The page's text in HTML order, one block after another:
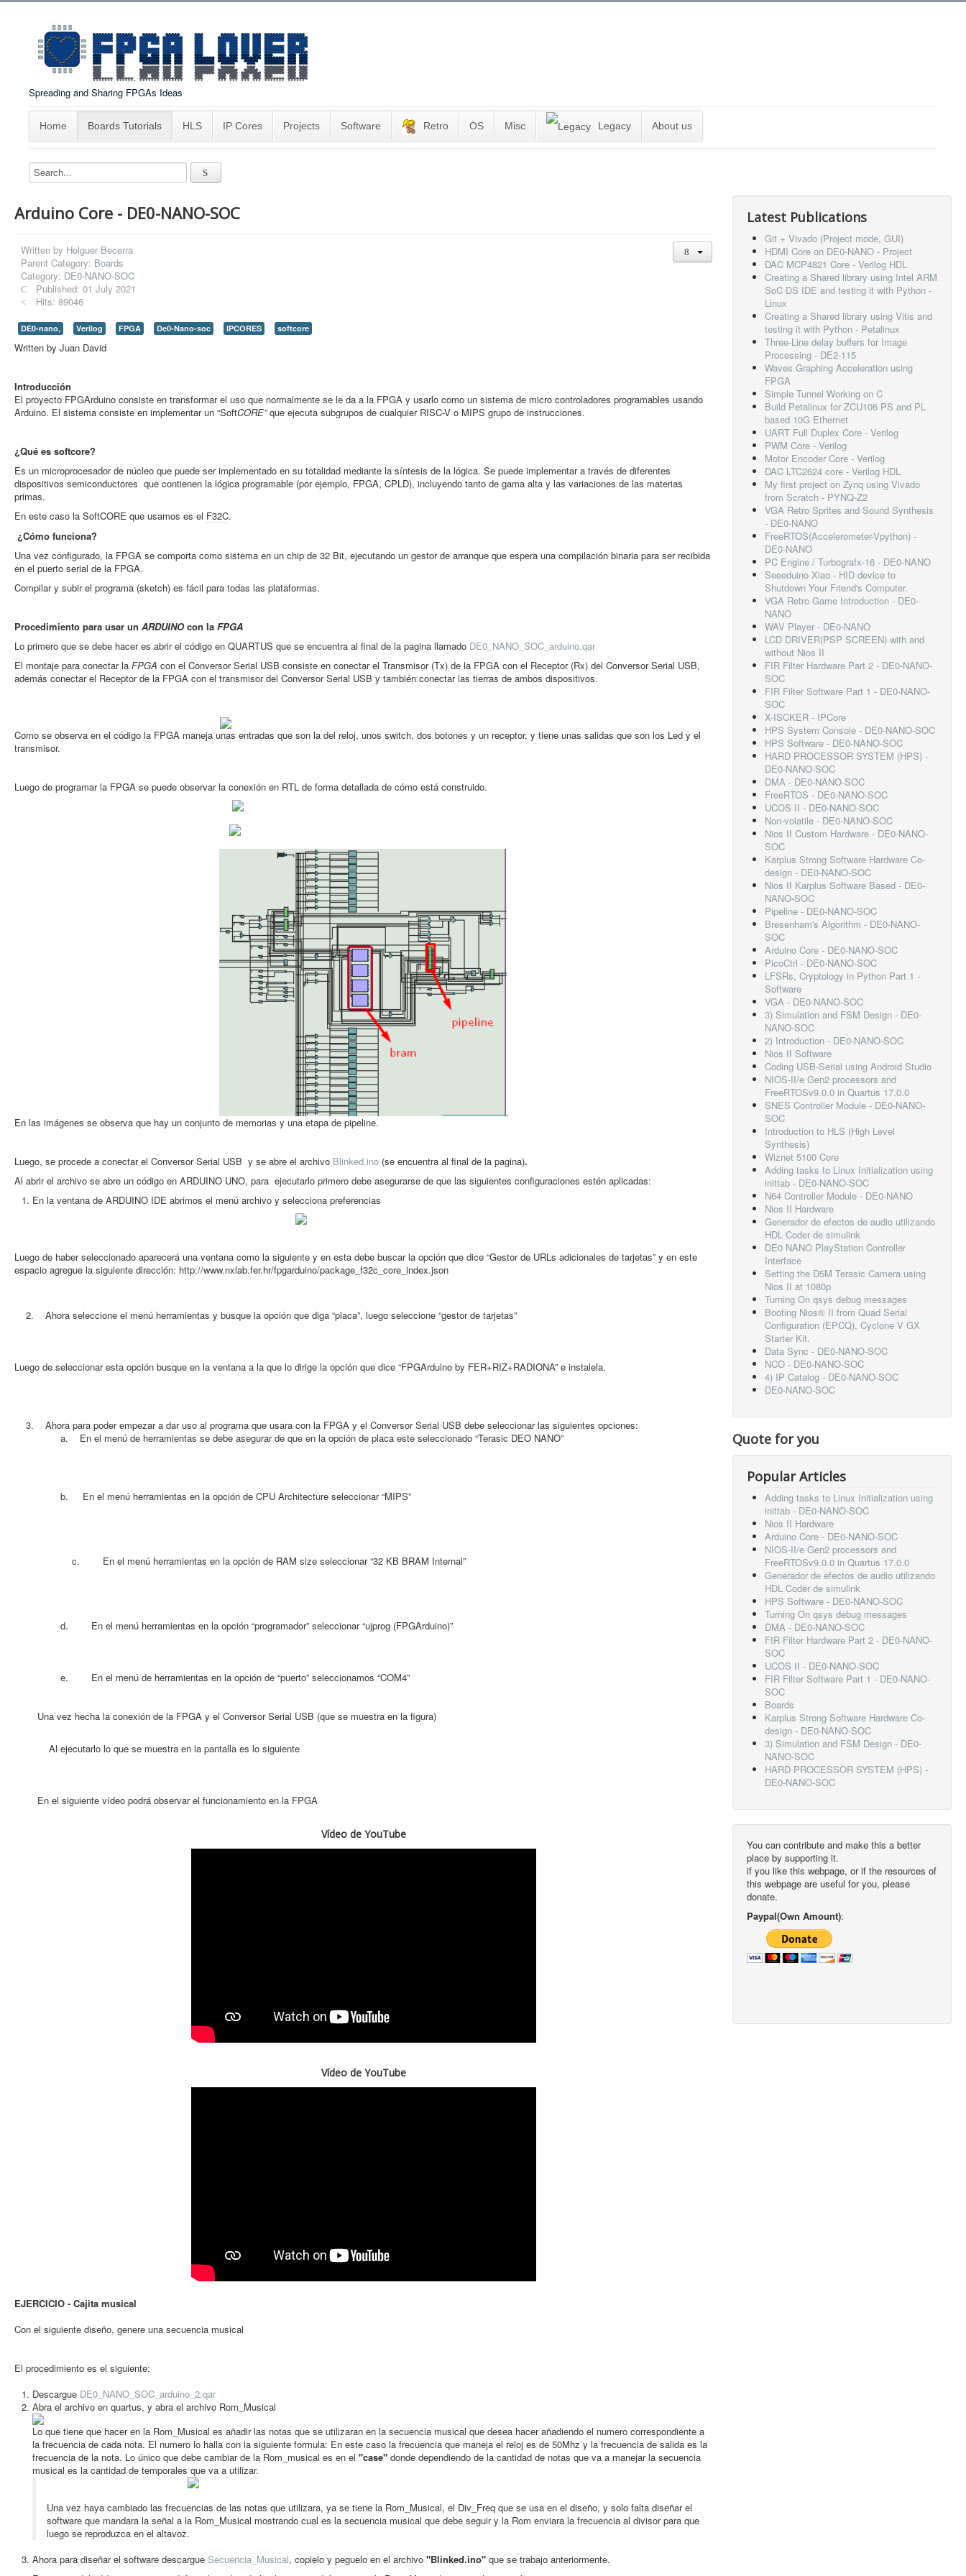
Spreading and Sharing FPGAs Ideas
Home Boards Tutorials HLS IP Cores Projects Software Retro OS Misc Legacy About us
Arduino Core - DE0-NANO-SOC
Written by Holguer Becerra
Parent Category: Boards
Category: DE0-NANO-SOC
Published: 01 July 2021
Hits: 89046
DE0-nano, Verilog FPGA De0-Nano-soc IPCORES softcore
Written by Juan David
Introducción
El proyecto FPGArduino consiste en transformar el uso que normalmente se le da a la FPGA y usarlo como un sistema de micro controladores programables usando
Arduino. El sistema consiste en implementar un “SoftCORE”que ejecuta subgrupos de cualquier RISC-V o MIPS grupo de instrucciones.
¿Qué es softcore?
Es un microprocesador de núcleo que puede ser implementado en su totalidad mediante la síntesis de la lógica. Se puede implementar a través de diferentes
dispositivos semiconductores que contienen la lógica programable (por ejemplo, FPGA, CPLD), incluyendo tanto de gama alta y las variaciones de las materias
primas.
En este caso la SoftCORE que usamos es el F32C.
¿Cómo funciona?
Una vez configurado, la FPGA se comporta como sistema en un chip de 32 Bit, ejecutando un gestor de arranque que espera una compilación binaria para ser recibida
en el puerto serial de la FPGA.
Compilar y subir el programa (sketch) es fácil para todas las plataformas.
Procedimiento para usar un ARDUINOcon la FPGA
Lo primero que se debe hacer es abrir el código en QUARTUS que se encuentra al final de la pagina llamado DE0_NANO_SOC_arduino.qar
El montaje para conectar la FPGA con el Conversor Serial USB consiste en conectar el Transmisor (Tx) de la FPGA con el Receptor (Rx) del Conversor Serial USB,
además conectar el Receptor de la FPGA con el transmisor del Conversor Serial USB y también conectar las tierras de ambos dispositivos.
Como se observa en el código la FPGA maneja unas entradas que son la del reloj, unos switch, dos botones y un receptor, y tiene unas salidas que son los Led y el
transmisor.
Luego de programar la FPGA se puede observar la conexión en RTL de forma detallada de cómo está construido.
En las imágenes se observa que hay un conjunto de memorias y una etapa de pipeline.
Luego, se procede a conectar el Conversor Serial USB y se abre el archivo Blinked.ino (se encuentra al final de la pagina).
Al abrir el archivo se abre un código en ARDUINO UNO, para ejecutarlo primero debe asegurarse de que las siguientes configuraciones estén aplicadas:
En la ventana de ARDUINO IDE abrimos el menú archivo y selecciona preferencias
Luego de haber seleccionado aparecerá una ventana como la siguiente y en esta debe buscar la opción que dice “Gestor de URLs adicionales de tarjetas” y en este
espacio agregue la siguiente dirección: http://www.nxlab.fer.hr/fpgarduino/package_f32c_core_index.json
2. Ahora seleccione el menú herramientas y busque la opción que diga “placa”, luego seleccione “gestor de tarjetas”
Luego de seleccionar esta opción busque en la ventana a la que lo dirige la opción que dice “FPGArduino by FER+RIZ+RADIONA” e instalela.
3. Ahora para poder empezar a dar uso al programa que usara con la FPGA y el Conversor Serial USB debe seleccionar las siguientes opciones:
a. En el menú de herramientas se debe asegurar de que en la opción de placa este seleccionado “Terasic DEO NANO”
b. En el menú herramientas en la opción de CPU Architecture seleccionar “MIPS”
c. En el menú herramientas en la opción de RAM size seleccionar “32 KB BRAM Internal”
d. En el menú herramientas en la opción “programador” seleccionar “ujprog (FPGArduino)”
e. En el menú de herramientas en la opción de “puerto” seleccionamos “COM4”
Una vez hecha la conexión de la FPGA y el Conversor Serial USB (que se muestra en la figura)
Al ejecutarlo lo que se muestra en la pantalla es lo siguiente
En el siguiente vídeo podrá observar el funcionamiento en la FPGA
Vídeo de YouTube
Vídeo de YouTube
EJERCICIO - Cajita musical
Con el siguiente diseño, genere una secuencia musical
El procedimiento es el siguiente:
Descargue DE0_NANO_SOC_arduino_2.qar
Abra el archivo en quartus, y abra el archivo Rom_Musical
Lo que tiene que hacer en la Rom_Musical es añadir las notas que se utilizaran en la secuencia musical que desea hacer añadiendo el numero correspondiente a
la frecuencia de cada nota. El numero lo halla con la siguiente formula: En este caso la frecuencia que maneja el reloj es de 50Mhz y la frecuencia de salida es la
frecuencia de la nota. Lo único que debe cambiar de la Rom_musical es en el "case" donde dependiendo de la cantidad de notas que va a manejar la secuencia
musical es la cantidad de temporales que va a utilizar.
Una vez haya cambiado las frecuencias de las notas que utilizara, ya se tiene la Rom_Musical, el Div_Freq que se usa en el diseño, y solo falta diseñar el
software que mandara la señal a la Rom_Musical mostrando cual es la secuencia musical que debe seguir y la Rom enviara la frecuencia al divisor para que
luego se reproduzca en el altavoz.
Ahora para diseñar el software descargue Secuencia_Musical, copielo y peguelo en el archivo "Blinked.ino" que se trabajo anteriormente.
Latest Publications
Git + Vivado (Project mode, GUI)
HDMI Core on DE0-NANO - Project
DAC MCP4821 Core - Verilog HDL
Creating a Shared library using Intel ARM
SoC DS IDE and testing it with Python -
Linux
Creating a Shared library using Vitis and
testing it with Python - Petalinux
Three-Line delay buffers for Image
Processing - DE2-115
Waves Graphing Acceleration using
FPGA
Simple Tunnel Working on C
Build Petalinux for ZCU106 PS and PL
based 10G Ethernet
UART Full Duplex Core - Verilog
PWM Core - Verilog
Motor Encoder Core - Verilog
DAC LTC2624 core - Verilog HDL
My first project on Zynq using Vivado
from Scratch - PYNQ-Z2
VGA Retro Sprites and Sound Synthesis
- DE0-NANO
FreeRTOS(Accelerometer-Vpython) -
DE0-NANO
PC Engine / Turbografx-16 - DE0-NANO
Seeeduino Xiao - HID device to
Shutdown Your Friend's Computer.
VGA Retro Game Introduction - DE0-
NANO
WAV Player - DE0-NANO
LCD DRIVER(PSP SCREEN) with and
without Nios II
FIR Filter Hardware Part 2 - DE0-NANO-
SOC
FIR Filter Software Part 1 - DE0-NANO-
SOC
X-ISCKER - IPCore
HPS System Console - DE0-NANO-SOC
HPS Software - DE0-NANO-SOC
HARD PROCESSOR SYSTEM (HPS) -
DE0-NANO-SOC
DMA - DE0-NANO-SOC
FreeRTOS - DE0-NANO-SOC
UCOS II - DE0-NANO-SOC
Non-volatile - DE0-NANO-SOC
Nios II Custom Hardware - DE0-NANO-
SOC
Karplus Strong Software Hardware Co-
design - DE0-NANO-SOC
Nios II Karplus Software Based - DE0-
NANO-SOC
Pipeline - DE0-NANO-SOC
Bresenham's Algorithm - DE0-NANO-
SOC
Arduino Core - DE0-NANO-SOC
PicoCtrl - DE0-NANO-SOC
LFSRs, Cryptology in Python Part 1 -
Software
VGA - DE0-NANO-SOC
3) Simulation and FSM Design - DE0-
NANO-SOC
2) Introduction - DE0-NANO-SOC
Nios II Software
Coding USB-Serial using Android Studio
NIOS-II/e Gen2 processors and
FreeRTOSv9.0.0 in Quartus 17.0.0
SNES Controller Module - DE0-NANO-
SOC
Introduction to HLS (High Level
Synthesis)
Wiznet 5100 Core
Adding tasks to Linux Initialization using
inittab - DE0-NANO-SOC
N64 Controller Module - DE0-NANO
Nios II Hardware
Generador de efectos de audio utilizando
HDL Coder de simulink
DE0 NANO PlayStation Controller
Interface
Setting the D5M Terasic Camera using
Nios II at 1080p
Turning On qsys debug messages
Booting Nios® II from Quad Serial
Configuration (EPCQ), Cyclone V GX
Starter Kit.
Data Sync - DE0-NANO-SOC
NCO - DE0-NANO-SOC
4) IP Catalog - DE0-NANO-SOC
DE0-NANO-SOC
Quote for you
Popular Articles
Adding tasks to Linux Initialization using
inittab - DE0-NANO-SOC
Nios II Hardware
Arduino Core - DE0-NANO-SOC
NIOS-II/e Gen2 processors and
FreeRTOSv9.0.0 in Quartus 17.0.0
Generador de efectos de audio utilizando
HDL Coder de simulink
HPS Software - DE0-NANO-SOC
Turning On qsys debug messages
DMA - DE0-NANO-SOC
FIR Filter Hardware Part 2 - DE0-NANO-
SOC
UCOS II - DE0-NANO-SOC
FIR Filter Software Part 1 - DE0-NANO-
SOC
Boards
Karplus Strong Software Hardware Co-
design - DE0-NANO-SOC
3) Simulation and FSM Design - DE0-
NANO-SOC
HARD PROCESSOR SYSTEM (HPS) -
DE0-NANO-SOC
You can contribute and make this a better
place by supporting it.
if you like this webpage, or if the resources of
this webpage are useful for you, please
donate.
Paypal(Own Amount):